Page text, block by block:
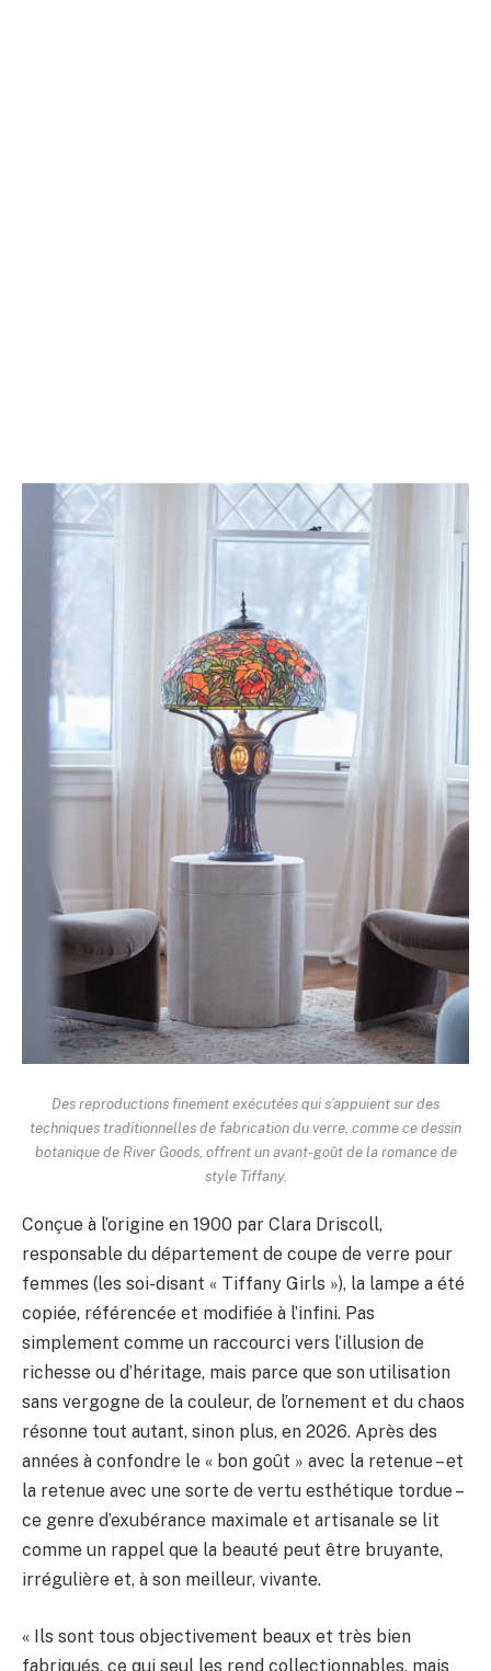
Des reproductions finement exécutées qui s’appuient sur des
techniques traditionnelles de fabrication du verre, comme ce dessin
botanique de River Goods, offrent un avant-goût de la romance de
style Tiffany.
Conçue à l’origine en 1900 par Clara Driscoll,
responsable du département de coupe de verre pour
femmes (les soi-disant « Tiffany Girls »), la lampe a été
copiée, référencée et modifiée à l’infini. Pas
simplement comme un raccourci vers l’illusion de
richesse ou d’héritage, mais parce que son utilisation
sans vergogne de la couleur, de l’ornement et du chaos
résonne tout autant, sinon plus, en 2026. Après des
années à confondre le « bon goût » avec la retenue – et
la retenue avec une sorte de vertu esthétique tordue –
ce genre d’exubérance maximale et artisanale se lit
comme un rappel que la beauté peut être bruyante,
irrégulière et, à son meilleur, vivante.
« Ils sont tous objectivement beaux et très bien
fabriqués, ce qui seul les rend collectionnables, mais